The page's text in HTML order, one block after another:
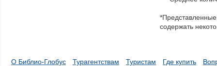
a
series.
содержать
О Библио-Глобус Турагентствам Туристам Где купить